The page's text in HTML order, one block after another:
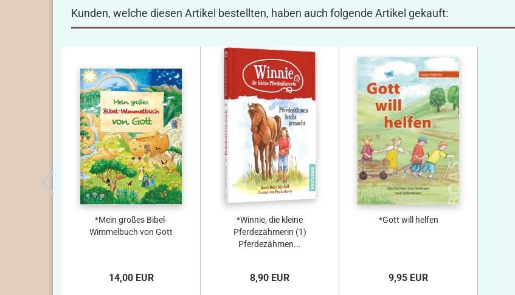
Kunden, welche diesen Artikel bestellten, haben auch folgende Artikel gekauft:
*Mein großes Bibel-
Wimmelbuch von Gott
14,00 EUR
*Winnie, die kleine
Pferdezähmerin (1)
Pferdezähmen...
8,90 EUR
*Gott will helfen
9,95 EUR